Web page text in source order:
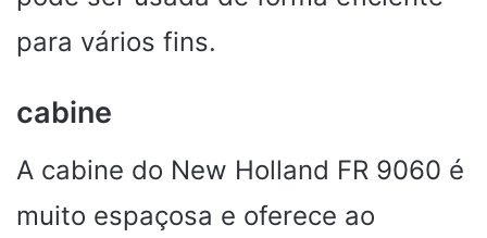
para vários fins.
cabine
A cabine do New Holland FR 9060 é
muito espaçosa e oferece ao